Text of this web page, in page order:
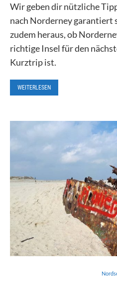
Wir geben dir nützliche
nach Norderney
zudem heraus, ob
richtige Insel für den
Kurztrip ist.
WEITERLESEN